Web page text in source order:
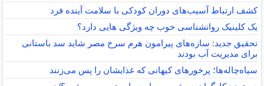
کشف ارتباط آسیب‌های دوران کودکی با سلامت آینده فرد
یک کلینیک روانشناسی خوب چه ویژگی هایی دارد؟
تحقیق جدید: سازه‌های پیرامون هرم سرخ مصر شاید سد باستانی
برای مدیریت آب بودند
سیاه‌چاله‌ها؛ پرخورهای کیهانی که غذایشان را پس می‌زنند